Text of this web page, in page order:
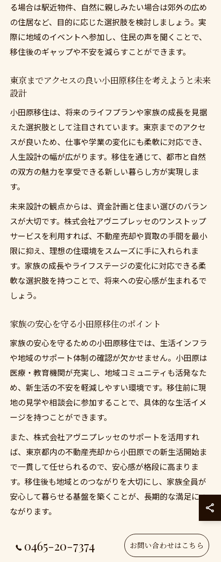
る場合は駅近物件、自然に親しみたい場合は郊外の広め
の住居など、目的に応じた選択肢を検討しましょう。実
際に地域のイベントへ参加し、住民の声を聞くことで、
移住後のギャップや不安を減らすことができます。
東京までアクセスの良い小田原移住を考えようと未来
設計
小田原移住は、将来のライフプランや家族の成長を見据
えた選択肢として注目されています。東京までのアクセ
スが良いため、仕事や学業の変化にも柔軟に対応でき、
人生設計の幅が広がります。移住を通じて、都市と自然
の双方の魅力を享受できる新しい暮らし方が実現しま
す。
未来設計の観点からは、資金計画と住まい選びのバラン
スが大切です。株式会社アヴニプレッセのワンストップ
サービスを利用すれば、不動産売却や買取の手間を最小
限に抑え、理想の住環境をスムーズに手に入れられま
す。家族の成長やライフステージの変化に対応できる柔
軟な選択肢を持つことで、将来への安心感が生まれるで
しょう。
家族の安心を守る小田原移住のポイント
家族の安心を守るための小田原移住では、生活インフラ
や地域のサポート体制の確認が欠かせません。小田原は
医療・教育機関が充実し、地域コミュニティも活発なた
め、新生活の不安を軽減しやすい環境です。移住前に現
地の見学や相談会に参加することで、具体的な生活イメ
ージを持つことができます。
また、株式会社アヴニプレッセのサポートを活用すれ
ば、東京都内の不動産売却から小田原での新生活開始ま
で一貫して任せられるので、安心感が格段に高まりま
す。移住後も地域とのつながりを大切にし、家族全員が
安心して暮らせる基盤を築くことが、長期的な満足につ
ながります。
快適な通勤も叶う小田原移住成功
0465-20-7374 お問い合わせはこちら